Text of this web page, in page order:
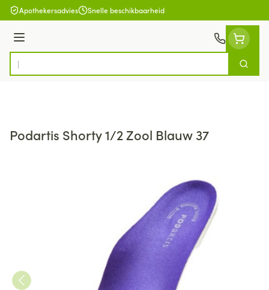
Ga naar de inhoud
Apothekersadvies Snelle beschikbaarheid
Menu
Product, merk, categorie...
Zoek
Podartis Shorty 1/2 Zool Blauw 37